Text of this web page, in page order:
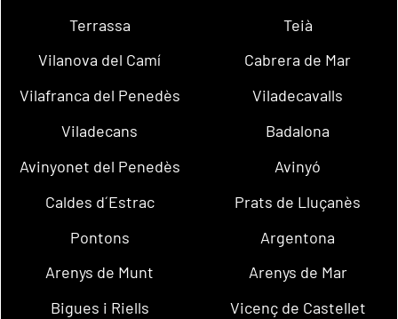
Terrassa
Teià
Vilanova del Camí
Cabrera de Mar
Vilafranca del Penedès
Viladecavalls
Viladecans
Badalona
Avinyonet del Penedès
Avinyó
Caldes d´Estrac
Prats de Lluçanès
Pontons
Argentona
Arenys de Munt
Arenys de Mar
Bigues i Riells
Vicenç de Castellet